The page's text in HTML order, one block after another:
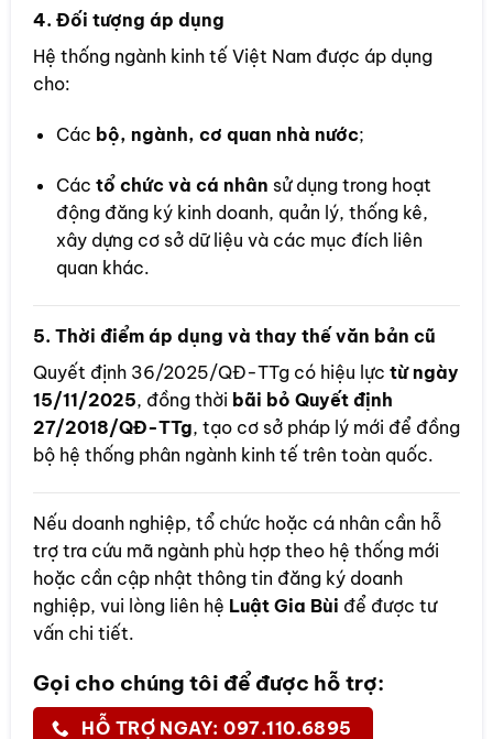
4. Đối tượng áp dụng
Hệ thống ngành kinh tế Việt Nam được áp dụng
cho:
Các bộ, ngành, cơ quan nhà nước;
Các tổ chức và cá nhân sử dụng trong hoạt
động đăng ký kinh doanh, quản lý, thống kê,
xây dựng cơ sở dữ liệu và các mục đích liên
quan khác.
5. Thời điểm áp dụng và thay thế văn bản cũ
Quyết định 36/2025/QĐ-TTg có hiệu lực từ ngày
15/11/2025, đồng thời bãi bỏ Quyết định
27/2018/QĐ-TTg, tạo cơ sở pháp lý mới để đồng
bộ hệ thống phân ngành kinh tế trên toàn quốc.
Nếu doanh nghiệp, tổ chức hoặc cá nhân cần hỗ
trợ tra cứu mã ngành phù hợp theo hệ thống mới
hoặc cần cập nhật thông tin đăng ký doanh
nghiệp, vui lòng liên hệ Luật Gia Bùi để được tư
vấn chi tiết.
Gọi cho chúng tôi để được hỗ trợ:
HỖ TRỢ NGAY: 097.110.6895